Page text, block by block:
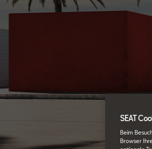
SEAT
Beim
Browser